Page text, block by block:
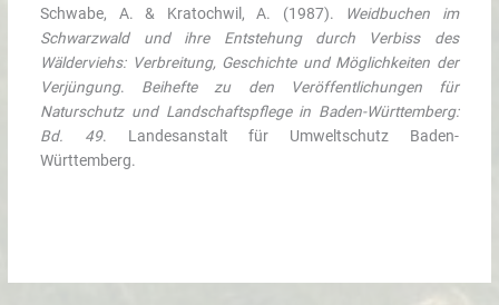
Schwabe, A. & Kratochwil, A. (1987). Weidbuchen im
Schwarzwald und ihre Entstehung durch Verbiss des
Wälderviehs: Verbreitung, Geschichte und Möglichkeiten der
Verjüngung. Beihefte zu den Veröffentlichungen für
Naturschutz und Landschaftspflege in Baden-Württemberg:
Bd. 49. Landesanstalt für Umweltschutz Baden-
Württemberg.